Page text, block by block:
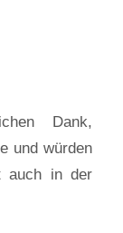
Dank,
und würden
auch in der